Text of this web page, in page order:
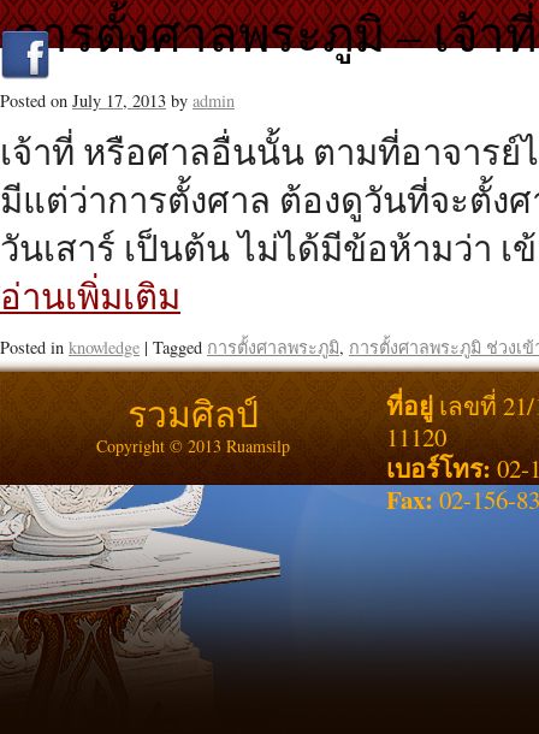
การตั้งศาลพระภูมิ – เจ้
Posted on July 17, 2013 by admin
เจ้าที่ หรือศาลอื่นนั้น ตามที่อาจารย์
มีแต่ว่าการตั้งศาล ต้องดูวันที่จะตั้ง
วันเสาร์ เป็นต้น ไม่ได้มีข้อห้ามว่า เ
อ่านเพิ่มเติม
Posted in knowledge | Tagged การตั้งศาลพระภูมิ, การตั้งศาลพระภูมิ ช่วงเ
รวมศิลป์
Copyright © 2013 Ruamsilp
ที่อยู่ เลขที่
11120
เบอร์โทร: 02-
Fax: 02-156-